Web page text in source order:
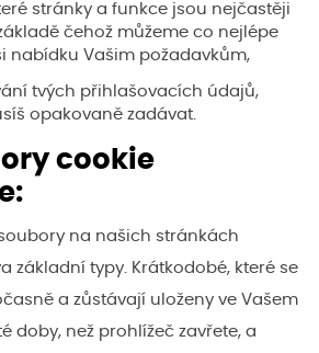
stránky a funkce jsou nejčastěji
čehož můžeme co nejlépe
nabídku Vašim požadavkům,
tvých přihlašovacích údajů,
opakovaně zadávat.
cookie
na našich stránkách
základní typy. Krátkodobé, které se
a zůstávají uloženy ve Vašem
doby, než prohlížeč zavřete, a